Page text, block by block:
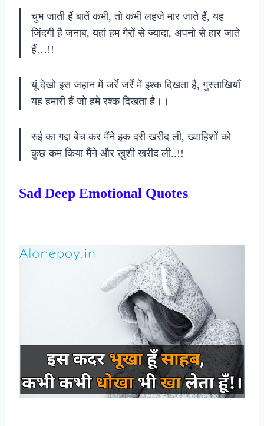
चुभ जाती हैं बातें कभी, तो कभी लहजे मार जाते हैं, यह
जिंदगी है जनाब, यहां हम गैरों से ज्यादा, अपनो से हार जाते
हैं…!!
यूं देखो इस जहान में जर्रे जर्रे में इश्क दिखता है, गुस्ताखियाँ
यह हमारी हैं जो हमे रश्क दिखता है।।
रुई का गद्दा बेच कर मैंने इक दरी खरीद ली, ख्वाहिशों को
कुछ कम किया मैंने और ख़ुशी खरीद ली..!!
Sad Deep Emotional Quotes